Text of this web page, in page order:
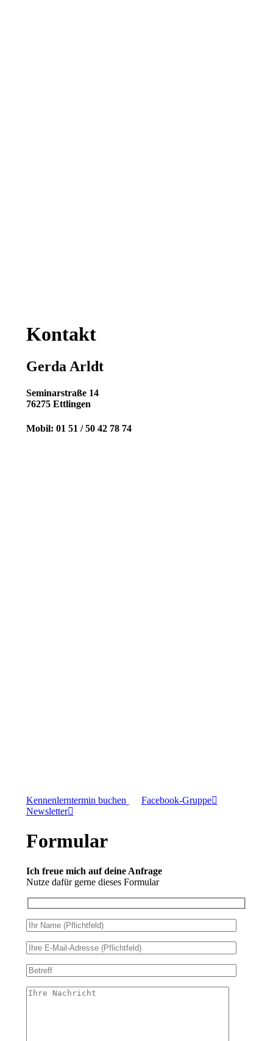
Kontakt
Gerda Arldt
Seminarstraße 14
76275 Ettlingen
Mobil: 01 51 / 50 42 78 74
Kennenlerntermin buchen
Facebook-Gruppe
Newsletter
Formular
Ich freue mich auf deine Anfrage
Nutze dafür gerne dieses Formular